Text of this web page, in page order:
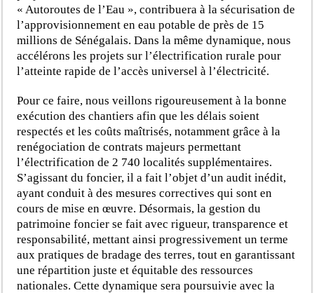
« Autoroutes de l’Eau », contribuera à la sécurisation de
l’approvisionnement en eau potable de près de 15
millions de Sénégalais. Dans la même dynamique, nous
accélérons les projets sur l’électrification rurale pour
l’atteinte rapide de l’accès universel à l’électricité.
Pour ce faire, nous veillons rigoureusement à la bonne
exécution des chantiers afin que les délais soient
respectés et les coûts maîtrisés, notamment grâce à la
renégociation de contrats majeurs permettant
l’électrification de 2 740 localités supplémentaires.
S’agissant du foncier, il a fait l’objet d’un audit inédit,
ayant conduit à des mesures correctives qui sont en
cours de mise en œuvre. Désormais, la gestion du
patrimoine foncier se fait avec rigueur, transparence et
responsabilité, mettant ainsi progressivement un terme
aux pratiques de bradage des terres, tout en garantissant
une répartition juste et équitable des ressources
nationales. Cette dynamique sera poursuivie avec la